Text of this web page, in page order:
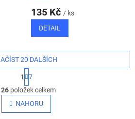
135 Kč / ks
DETAIL
O
v
l
á
20 DALŠÍCH
t
r
á
n
k
1
7
položek celkem
NAHORU